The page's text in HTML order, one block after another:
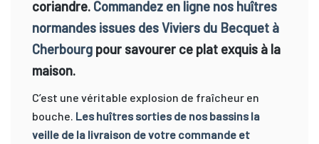
coriandre. Commandez en ligne nos huîtres
normandes issues des Viviers du Becquet à
Cherbourg pour savourer ce plat exquis à la
maison.
C’est une véritable explosion de fraîcheur en
bouche. Les huîtres sorties de nos bassins la
veille de la livraison de votre commande et